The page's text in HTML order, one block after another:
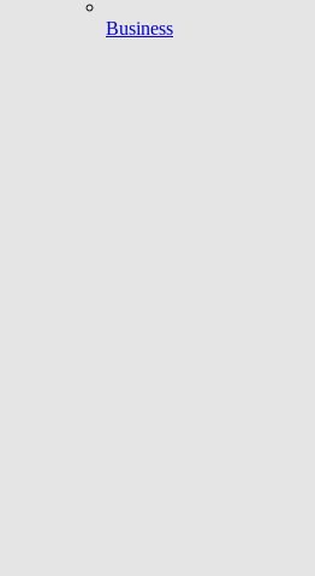
Business